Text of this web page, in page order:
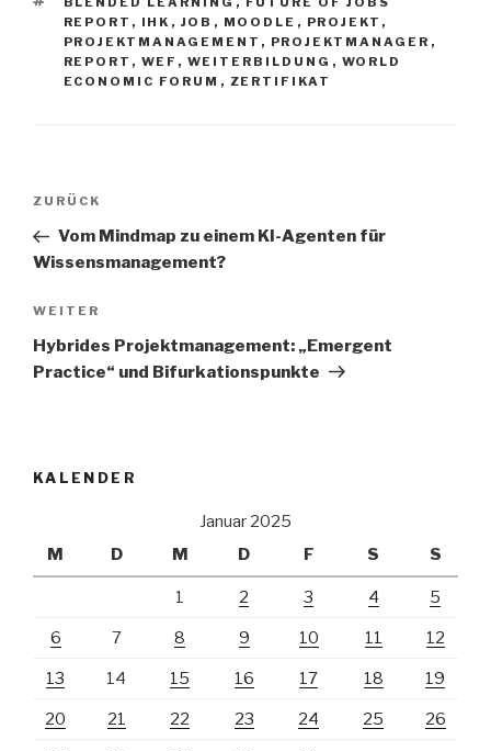
REPORT , IHK , JOB , MOODLE , PROJEKT ,
PROJEKTMANAGEMENT , PROJEKTMANAGER ,
REPORT , WEF , WEITERBILDUNG , WORLD
ECONOMIC FORUM , ZERTIFIKAT
Beitrags-
Vorheriger
Beitrag
ZURÜCK
Vom Mindmap zu einem KI-Agenten für
Wissensmanagement?
Nächster
Beitrag
WEITER
Hybrides Projektmanagement: „Emergent
Practice“ und Bifurkationspunkte
KALENDER
Januar 2025
M
D M D F S S
1 2 3 4 5
6 7 8 9 10 11 12
13 14 15 16 17 18 19
20 21 22 23 24 25 26